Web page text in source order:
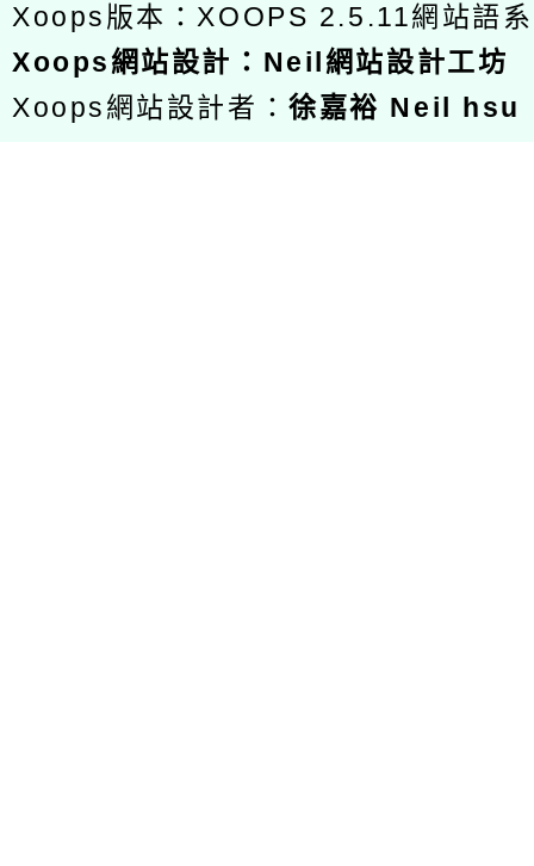
Xoops版本： XOOPS 2.5.11網站語
Xoops網站設計 ： Neil網站設計工坊
Xoops網站設計者：徐嘉裕 Neil hsu